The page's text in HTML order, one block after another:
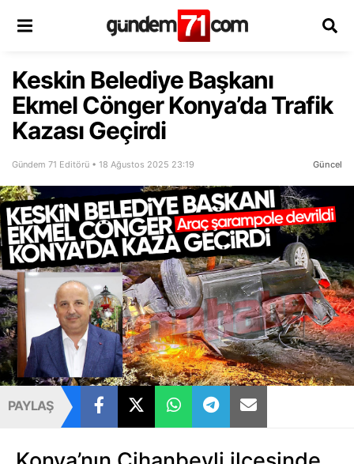
Keskin Belediye Başkanı
Ekmel Cönger Konya’da Trafik
Kazası Geçirdi
Gündem 71 Editörü • 18 Ağustos 2025 23:19 Güncel
PAYLAŞ